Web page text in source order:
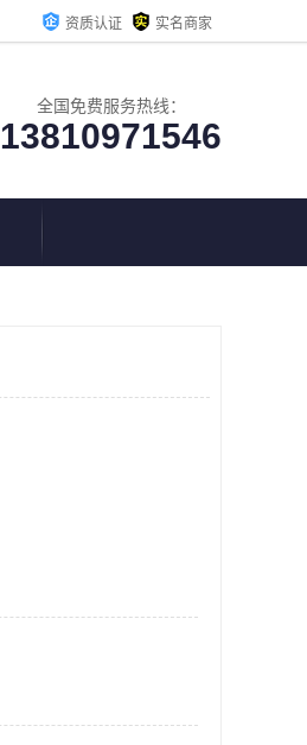
资质认证 实名商家
全国免费服务热线：
13810971546